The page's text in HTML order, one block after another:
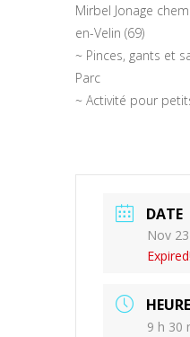
Mirbel Jonage
en-Velin (69)
~ Pinces, gants et
Parc
~ Activité pour
DATE
Nov
Expired!
HEURE
9 h 30